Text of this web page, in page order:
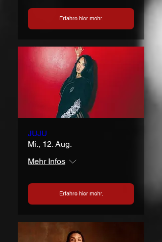
Erfahre hier mehr.
JUJU
Mi., 12. Aug.
Mehr Infos
Erfahre hier mehr.